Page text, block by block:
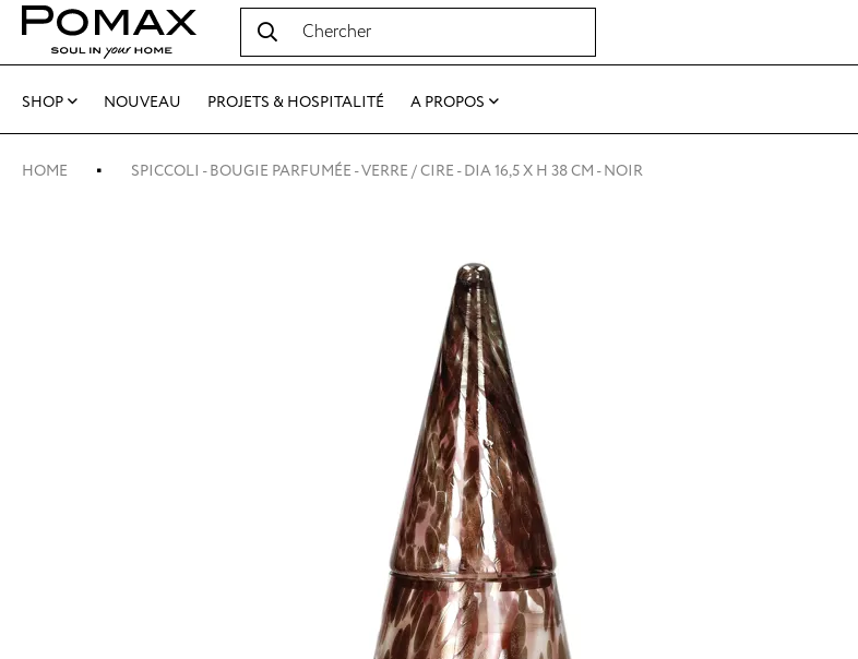
SHOP NOUVEAU PROJETS & HOSPITALITÉ A PROPOS
HOME SPICCOLI - BOUGIE PARFUMÉE - VERRE / CIRE - DIA 16,5 X H 38 CM - NOIR